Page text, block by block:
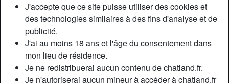
J'accepte que ce site puisse utiliser des cookies et
des technologies similaires à des fins d'analyse et de
publicité.
J'ai au moins 18 ans et l'âge du consentement dans
mon lieu de résidence.
Je ne redistribuerai aucun contenu de chatland.fr.
Je n'autoriserai aucun mineur à accéder à chatland.fr